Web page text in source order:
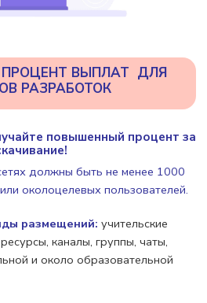
ВЫПЛАТ ДЛЯ
РАЗРАБОТОК
повышенный процент за
должны быть не менее 1000
околоцелевых пользователей.
размещений: учительские
каналы, группы, чаты,
и около образовательной